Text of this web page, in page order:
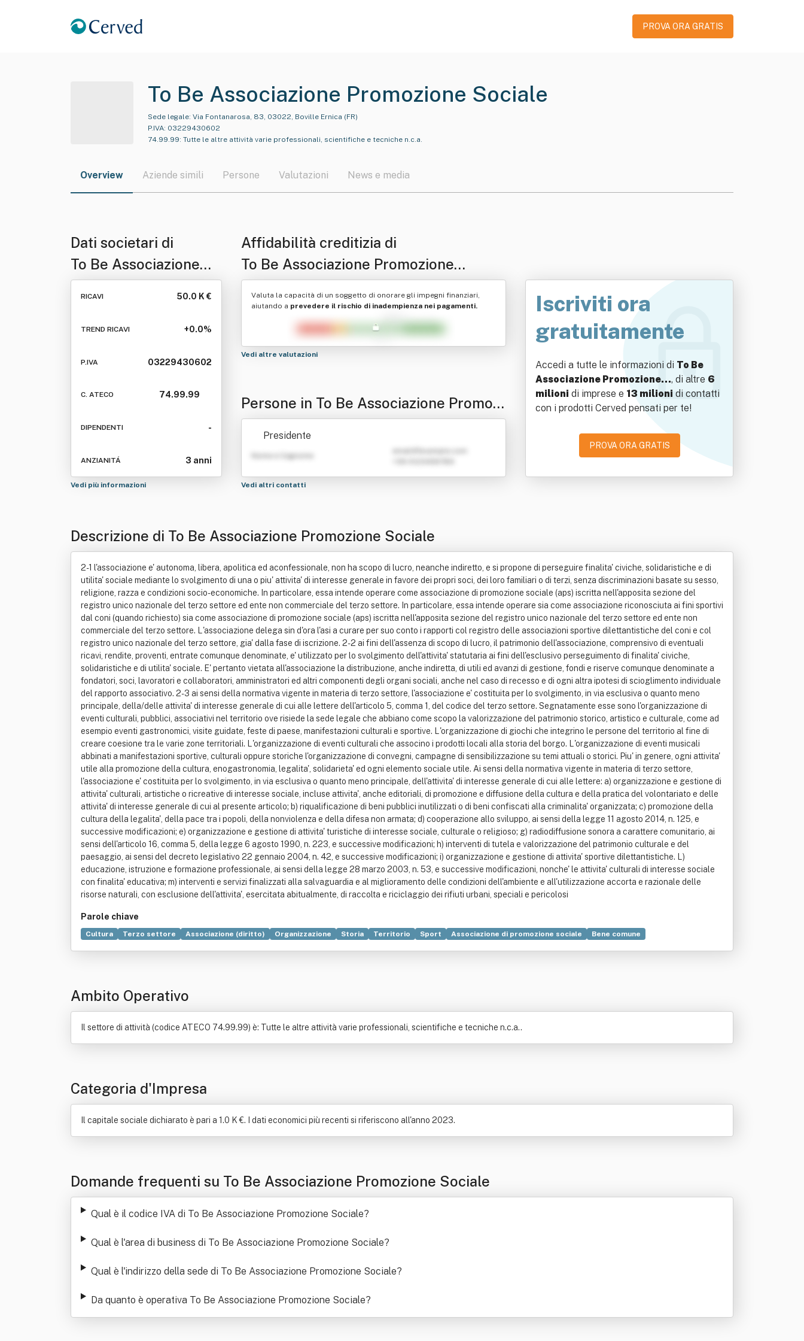
PROVA ORA GRATIS
To Be Associazione Promozione Sociale
Sede legale: Via Fontanarosa, 83, 03022, Boville Ernica (FR)
P.IVA: 03229430602
74.99.99: Tutte le altre attività varie professionali, scientifiche e tecniche n.c.a.
Overview Aziende simili Persone Valutazioni News e media
Dati societari di
To Be Associazione
Promozione Sociale
RICAVI 50.0 K €
TREND RICAVI +0.0%
P.IVA 03229430602
C. ATECO 74.99.99
DIPENDENTI -
ANZIANITÁ 3 anni
Vedi più informazioni
Affidabilità creditizia di
To Be Associazione Promozione
Sociale
Valuta la capacità di un soggetto di onorare gli impegni finanziari,
aiutando a prevedere il rischio di inadempienza nei pagamenti.
Vedi altre valutazioni
Persone in To Be Associazione Promozi
one Sociale
Presidente
Nome e Cognome
Vedi altri contatti
Iscriviti ora
gratuitamente
Accedi a tutte le informazioni di To Be
Associazione Promozione…, di altre 6
milioni di imprese e 13 milioni di contatti
con i prodotti Cerved pensati per te!
PROVA ORA GRATIS
Descrizione di To Be Associazione Promozione Sociale
2-1 l'associazione e' autonoma, libera, apolitica ed aconfessionale, non ha scopo di lucro, neanche indiretto, e si propone di perseguire finalita' civiche, solidaristiche e di
utilita' sociale mediante lo svolgimento di una o piu' attivita' di interesse generale in favore dei propri soci, dei loro familiari o di terzi, senza discriminazioni basate su sesso,
religione, razza e condizioni socio-economiche. In particolare, essa intende operare come associazione di promozione sociale (aps) iscritta nell'apposita sezione del
registro unico nazionale del terzo settore ed ente non commerciale del terzo settore. In particolare, essa intende operare sia come associazione riconosciuta ai fini sportivi
dal coni (quando richiesto) sia come associazione di promozione sociale (aps) iscritta nell'apposita sezione del registro unico nazionale del terzo settore ed ente non
commerciale del terzo settore. L'associazione delega sin d'ora l'asi a curare per suo conto i rapporti col registro delle associazioni sportive dilettantistiche del coni e col
registro unico nazionale del terzo settore, gia' dalla fase di iscrizione. 2-2 ai fini dell'assenza di scopo di lucro, il patrimonio dell'associazione, comprensivo di eventuali
ricavi, rendite, proventi, entrate comunque denominate, e' utilizzato per lo svolgimento dell'attivita' statutaria ai fini dell'esclusivo perseguimento di finalita' civiche,
solidaristiche e di utilita' sociale. E' pertanto vietata all'associazione la distribuzione, anche indiretta, di utili ed avanzi di gestione, fondi e riserve comunque denominate a
fondatori, soci, lavoratori e collaboratori, amministratori ed altri componenti degli organi sociali, anche nel caso di recesso e di ogni altra ipotesi di scioglimento individuale
del rapporto associativo. 2-3 ai sensi della normativa vigente in materia di terzo settore, l'associazione e' costituita per lo svolgimento, in via esclusiva o quanto meno
principale, della/delle attivita' di interesse generale di cui alle lettere dell'articolo 5, comma 1, del codice del terzo settore. Segnatamente esse sono l'organizzazione di
eventi culturali, pubblici, associativi nel territorio ove risiede la sede legale che abbiano come scopo la valorizzazione del patrimonio storico, artistico e culturale, come ad
esempio eventi gastronomici, visite guidate, feste di paese, manifestazioni culturali e sportive. L'organizzazione di giochi che integrino le persone del territorio al fine di
creare coesione tra le varie zone territoriali. L'organizzazione di eventi culturali che associno i prodotti locali alla storia del borgo. L'organizzazione di eventi musicali
abbinati a manifestazioni sportive, culturali oppure storiche l'organizzazione di convegni, campagne di sensibilizzazione su temi attuali o storici. Piu' in genere, ogni attivita'
utile alla promozione della cultura, enogastronomia, legalita', solidarieta' ed ogni elemento sociale utile. Ai sensi della normativa vigente in materia di terzo settore,
l'associazione e' costituita per lo svolgimento, in via esclusiva o quanto meno principale, dell'attivita' di interesse generale di cui alle lettere: a) organizzazione e gestione di
attivita' culturali, artistiche o ricreative di interesse sociale, incluse attivita', anche editoriali, di promozione e diffusione della cultura e della pratica del volontariato e delle
attivita' di interesse generale di cui al presente articolo; b) riqualificazione di beni pubblici inutilizzati o di beni confiscati alla criminalita' organizzata; c) promozione della
cultura della legalita', della pace tra i popoli, della nonviolenza e della difesa non armata; d) cooperazione allo sviluppo, ai sensi della legge 11 agosto 2014, n. 125, e
successive modificazioni; e) organizzazione e gestione di attivita' turistiche di interesse sociale, culturale o religioso; g) radiodiffusione sonora a carattere comunitario, ai
sensi dell'articolo 16, comma 5, della legge 6 agosto 1990, n. 223, e successive modificazioni; h) interventi di tutela e valorizzazione del patrimonio culturale e del
paesaggio, ai sensi del decreto legislativo 22 gennaio 2004, n. 42, e successive modificazioni; i) organizzazione e gestione di attivita' sportive dilettantistiche. L)
educazione, istruzione e formazione professionale, ai sensi della legge 28 marzo 2003, n. 53, e successive modificazioni, nonche' le attivita' culturali di interesse sociale
con finalita' educativa; m) interventi e servizi finalizzati alla salvaguardia e al miglioramento delle condizioni dell'ambiente e all'utilizzazione accorta e razionale delle
risorse naturali, con esclusione dell'attivita', esercitata abitualmente, di raccolta e riciclaggio dei rifiuti urbani, speciali e pericolosi
Parole chiave
Cultura Terzo settore Associazione (diritto) Organizzazione Storia Territorio Sport Associazione di promozione sociale
Bene comune
Ambito Operativo
Il settore di attività (codice ATECO 74.99.99) è: Tutte le altre attività varie professionali, scientifiche e tecniche n.c.a..
Categoria d'Impresa
Il capitale sociale dichiarato è pari a 1.0 K €. I dati economici più recenti si riferiscono all'anno 2023.
Domande frequenti su To Be Associazione Promozione Sociale
Qual è il codice IVA di To Be Associazione Promozione Sociale?
Qual è l'area di business di To Be Associazione Promozione Sociale?
Qual è l'indirizzo della sede di To Be Associazione Promozione Sociale?
Da quanto è operativa To Be Associazione Promozione Sociale?